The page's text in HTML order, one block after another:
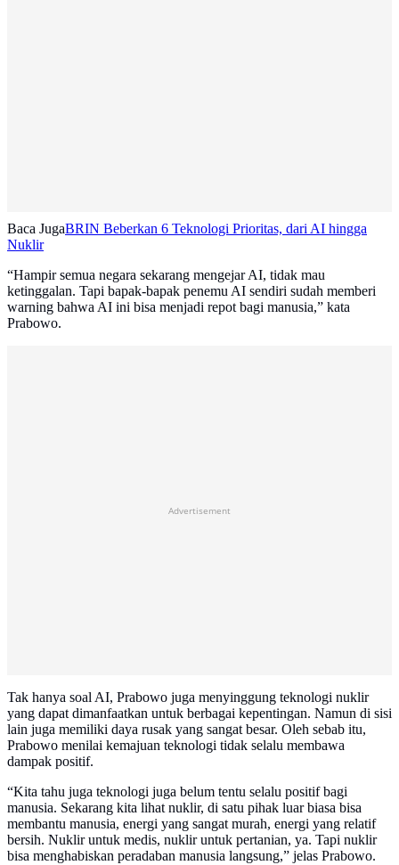
Baca JugaBRIN Beberkan 6 Teknologi Prioritas, dari AI hingga
Nuklir
“Hampir semua negara sekarang mengejar AI, tidak mau
ketinggalan. Tapi bapak-bapak penemu AI sendiri sudah memberi
warning bahwa AI ini bisa menjadi repot bagi manusia,” kata
Prabowo.
Advertisement
Tak hanya soal AI, Prabowo juga menyinggung teknologi nuklir
yang dapat dimanfaatkan untuk berbagai kepentingan. Namun di sisi
lain juga memiliki daya rusak yang sangat besar. Oleh sebab itu,
Prabowo menilai kemajuan teknologi tidak selalu membawa
dampak positif.
“Kita tahu juga teknologi juga belum tentu selalu positif bagi
manusia. Sekarang kita lihat nuklir, di satu pihak luar biasa bisa
membantu manusia, energi yang sangat murah, energi yang relatif
bersih. Nuklir untuk medis, nuklir untuk pertanian, ya. Tapi nuklir
bisa menghabiskan peradaban manusia langsung,” jelas Prabowo.